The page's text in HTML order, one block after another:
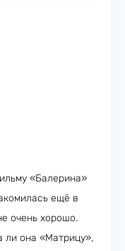
«Балерина»
ещё в
очень хорошо.
ли она «Матрицу»,